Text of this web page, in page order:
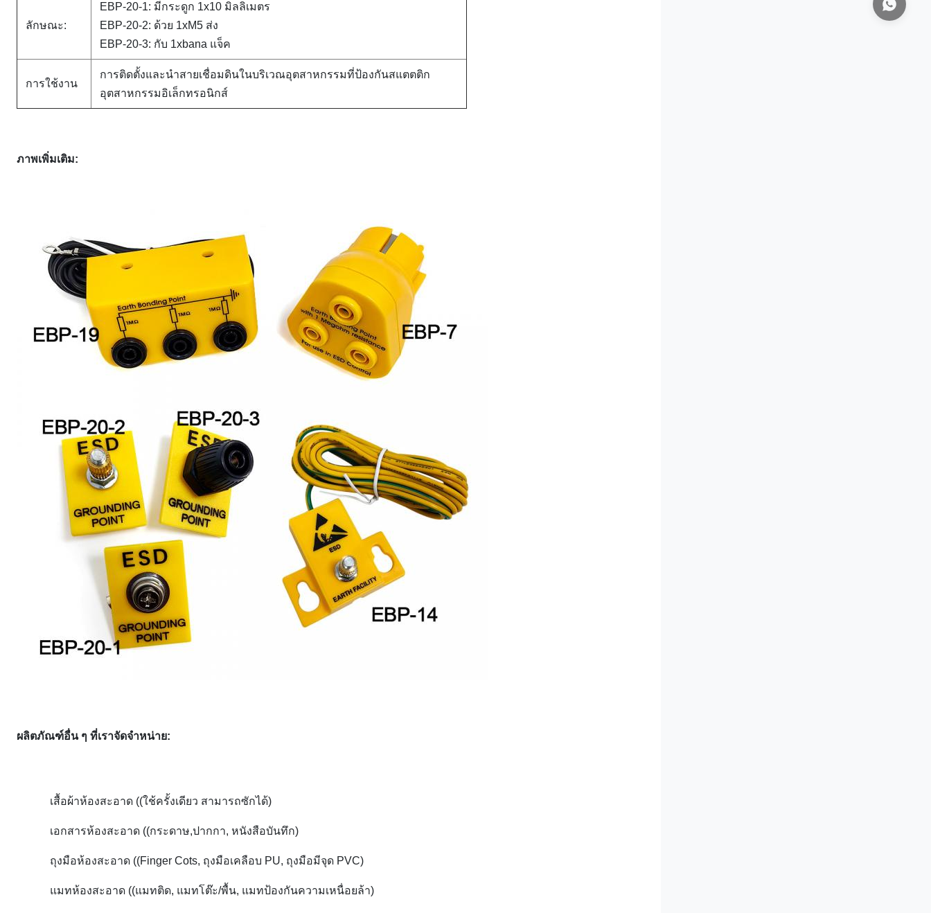
ลักษณะ:
EBP-20-1: มีกระดูก 1x10 มิลลิเมตร
EBP-20-2: ด้วย 1xM5 ส่ง
EBP-20-3: กับ 1xbana แจ็ค
การใช้งาน
การติดตั้งและนําสายเชื่อมดินในบริเวณอุตสาหกรรมที่ป้องกันสแตตติก
อุตสาหกรรมอิเล็กทรอนิกส์
ภาพเพิ่มเติม:
ผลิตภัณฑ์อื่น ๆ ที่เราจัดจําหน่าย:
เสื้อผ้าห้องสะอาด ((ใช้ครั้งเดียว สามารถซักได้)
เอกสารห้องสะอาด ((กระดาษ,ปากกา, หนังสือบันทึก)
ถุงมือห้องสะอาด ((Finger Cots, ถุงมือเคลือบ PU, ถุงมือมีจุด PVC)
แมทห้องสะอาด ((แมทติด, แมทโต๊ะ/พื้น, แมทป้องกันความเหนื่อยล้า)